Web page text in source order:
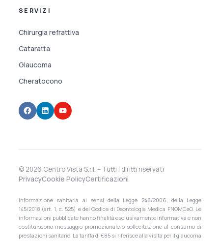
SERVIZI
Chirurgia refrattiva
Cataratta
Glaucoma
Cheratocono
© 2026 Centro Vista S.r.l. – Tutti i diritti riservati
PrivacyCookie PolicyCertificazioni
Informazione sanitaria ai sensi della Legge 248/2006, della Legge
145/2018 (art. 1, c. 525) e del Codice di Deontologia Medica FNOMCeO. Le
informazioni pubblicate hanno finalità esclusivamente informativa e non
costituiscono messaggio promozionale o sollecitazione al consumo di
prestazioni sanitarie. La tariffa di €85 si riferisce alla visita per il glaucoma